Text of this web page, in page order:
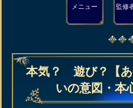
メニュー 監修
本気？ 遊び？【あ
いの意図・本